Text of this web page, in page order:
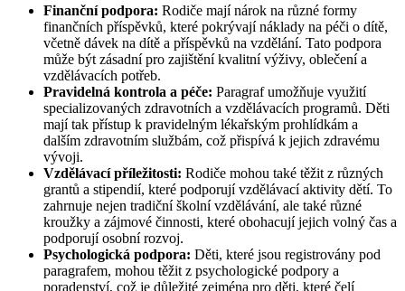
Finanční podpora: Rodiče mají nárok na různé formy
finančních příspěvků, které pokrývají náklady na péči o dítě,
včetně dávek na dítě a příspěvků na vzdělání. Tato podpora
může být zásadní pro zajištění kvalitní výživy, oblečení a
vzdělávacích potřeb.
Pravidelná kontrola a péče: Paragraf umožňuje využití
specializovaných zdravotních a vzdělávacích programů. Děti
mají tak přístup k pravidelným lékařským prohlídkám a
dalším zdravotním službám, což přispívá k jejich zdravému
vývoji.
Vzdělávací příležitosti: Rodiče mohou také těžit z různých
grantů a stipendií, které podporují vzdělávací aktivity dětí. To
zahrnuje nejen tradiční školní vzdělávání, ale také různé
kroužky a zájmové činnosti, které obohacují jejich volný čas a
podporují osobní rozvoj.
Psychologická podpora: Děti, které jsou registrovány pod
paragrafem, mohou těžit z psychologické podpory a
poradenství, což je důležité zejména pro děti, které čelí